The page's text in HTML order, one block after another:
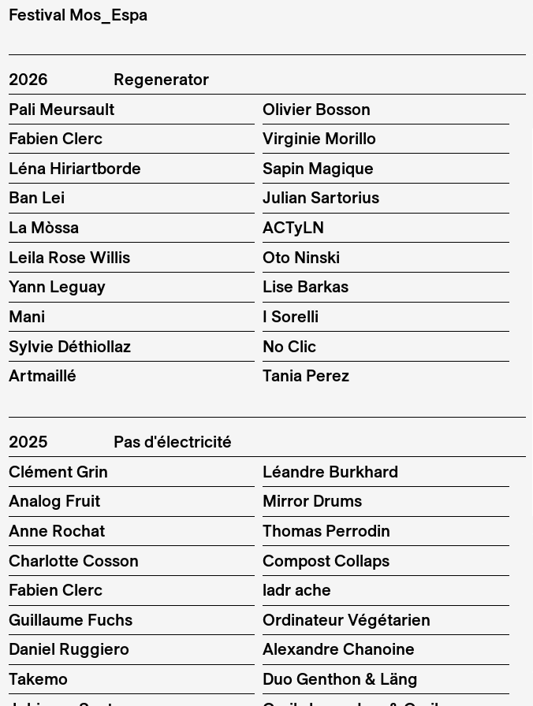
Festival Mos_Espa
2026
Regenerator
Pali Meursault
Olivier Bosson
Fabien Clerc
Virginie Morillo
Léna Hiriartborde
Sapin Magique
Ban Lei
Julian Sartorius
La Mòssa
ACTyLN
Leila Rose Willis
Oto Ninski
Yann Leguay
Lise Barkas
Mani
I Sorelli
Sylvie Déthiollaz
No Clic
Artmaillé
Tania Perez
2025
Pas d'électricité
Clément Grin
Léandre Burkhard
Analog Fruit
Mirror Drums
Anne Rochat
Thomas Perrodin
Charlotte Cosson
Compost Collaps
Fabien Clerc
ladr ache
Guillaume Fuchs
Ordinateur Végétarien
Daniel Ruggiero
Alexandre Chanoine
Takemo
Duo Genthon & Läng